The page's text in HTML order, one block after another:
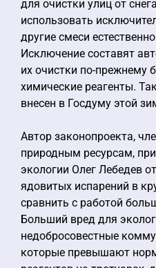
для очистки улиц от
использовать
другие смеси
Исключение составят
их очистки по-прежнему
химические реагенты.
внесен в Госдуму этой
Автор законопроекта,
природным ресурсам,
экологии Олег Лебедев
ядовитых испарений в
сравнить с работой
Больший вред для
недобросовестные
которые превышают